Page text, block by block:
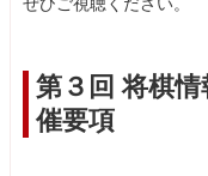
第３回 将棋
催要項